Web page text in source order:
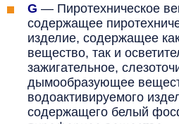
G — Пиротехническое
содержащее
изделие, содержащее
вещество, так и
зажигательное,
дымообразующее
водоактивируемого
содержащего белый